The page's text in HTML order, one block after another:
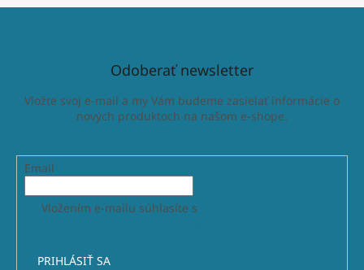
Odoberať newsletter
Vložte svoj e-mail a my Vám budeme zasielať informácie o
nových produktoch na našom e-shope.
Email
Vložením e-mailu súhlasíte s
PRIHLÁSIŤ SA